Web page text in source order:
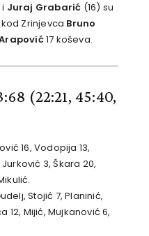
i Juraj Grabarić (16) su
Zrinjevca Bruno
17 koševa.
(22:21, 45:40,
16, Vodopija 13,
3, Škara 20,
Stojić 7, Planinić,
12, Mijić, Mujkanović 6,